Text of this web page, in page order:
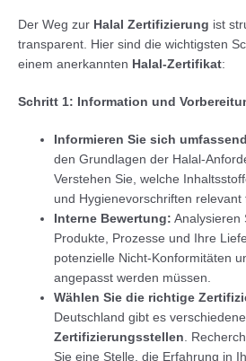
Der Weg zur Halal Zertifizierung ist
transparent. Hier sind die wichtigsten
einem anerkannten Halal-Zertifikat:
Schritt 1: Information und
Informieren Sie sich
den Grundlagen der Halal-
Verstehen Sie, welche
und Hygienevorschriften
Interne Bewertung: Analysieren
Produkte, Prozesse und Ihre
potenzielle Nicht-Konformitäten
angepasst werden müssen.
Wählen Sie die richtige
Deutschland gibt es
Zertifizierungsstellen.
Sie eine Stelle, die Erfahrung in